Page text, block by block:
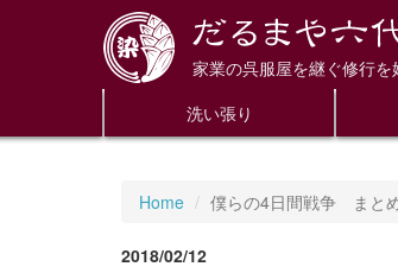
家業の呉服屋を継ぐ修行を
洗い張り
Home 僕らの4日間戦争 まと
2018/02/12